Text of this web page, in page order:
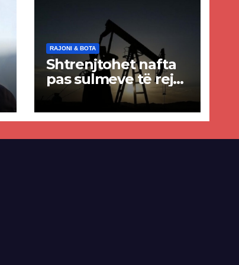
RAJONI & BOTA
Shtrenjtohet nafta
pas sulmeve të reja
SHBA–Iran